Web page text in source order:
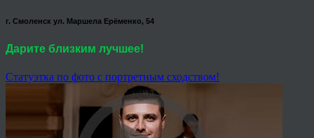
г. Смоленск ул. Маршела Ерёменко, 54
Дарите близким лучшее!
Статуэтка по фото с портретным сходством!